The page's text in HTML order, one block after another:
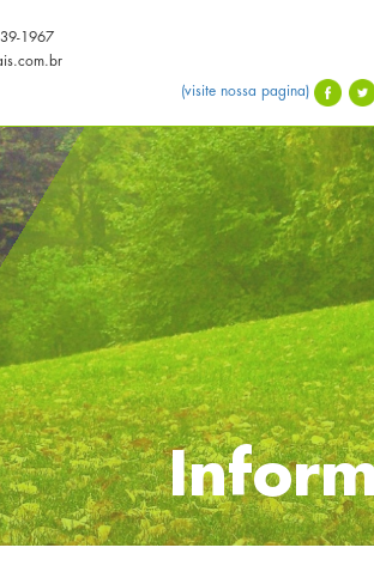
1967
(visite nossa pagina)